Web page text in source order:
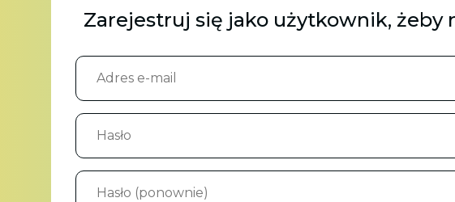
Zarejestruj się jako użytkownik, żeby